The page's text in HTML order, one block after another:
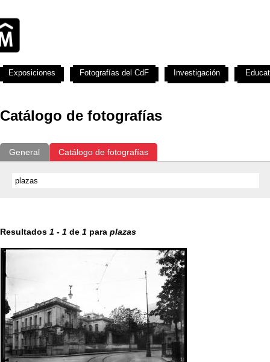
Catálogo de fotografías
General Catálogo de fotografías
Resultados 1 - 1 de 1 para plazas
Exposiciones Fotografías del CdF Investigación